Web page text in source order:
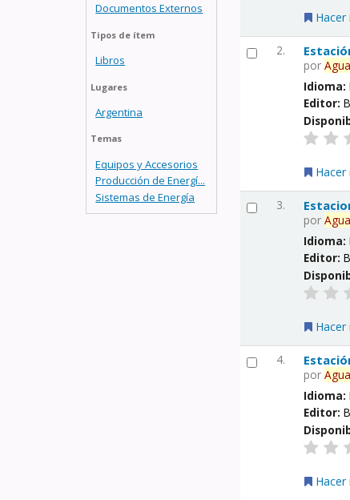
Documentos Externos
Tipos de ítem
Libros
Lugares
Argentina
Temas
Equipos y Accesorios
Producción de Energí...
Sistemas de Energía
Hacer
2.
porAgua
Idioma:
Editor:
Hacer
3.
porAgua
Idioma:
Editor:
Hacer
4.
porAgua
Idioma:
Editor:
Hacer